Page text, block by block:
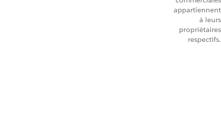
appartiennent
à leurs
propriétaires
respectifs.